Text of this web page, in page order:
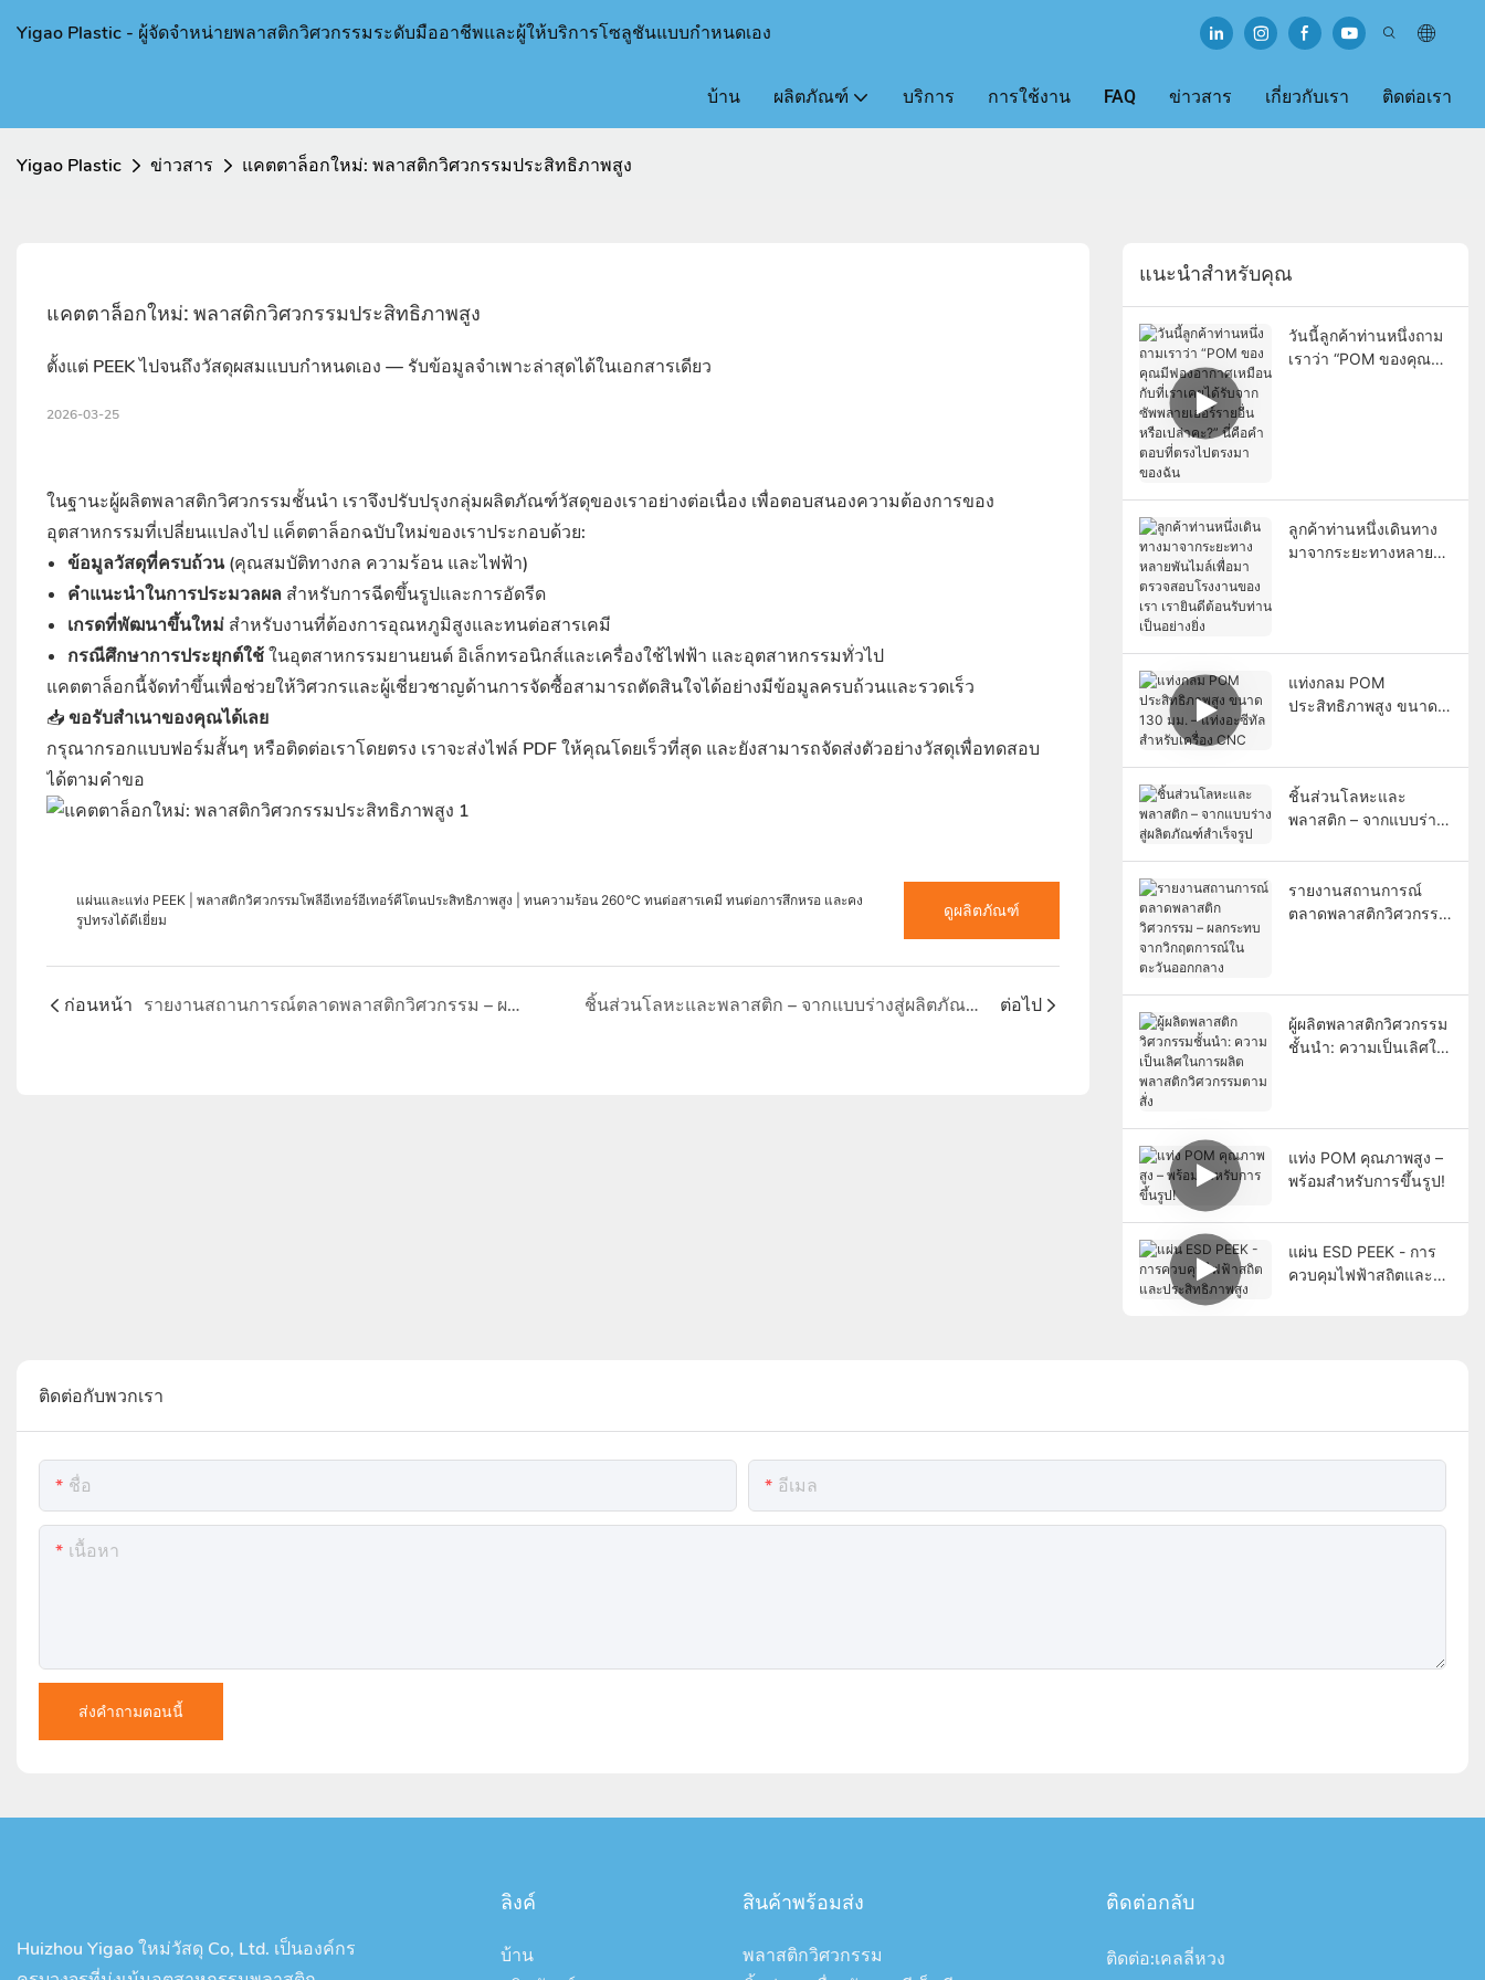
Yigao Plastic - ผู้จัดจำหน่ายพลาสติกวิศวกรรมระดับมืออาชีพและผู้ให้บริการโซลูชันแบบกำหนดเอง
บ้าน ผลิตภัณฑ์ บริการ การใช้งาน FAQ ข่าวสาร เกี่ยวกับเรา ติดต่อเรา
Yigao Plastic ข่าวสาร แคตตาล็อกใหม่: พลาสติกวิศวกรรมประสิทธิภาพสูง
แคตตาล็อกใหม่: พลาสติกวิศวกรรมประสิทธิภาพสูง
ตั้งแต่ PEEK ไปจนถึงวัสดุผสมแบบกำหนดเอง — รับข้อมูลจำเพาะล่าสุดได้ในเอกสารเดียว
2026-03-25
ในฐานะผู้ผลิตพลาสติกวิศวกรรมชั้นนำ เราจึงปรับปรุงกลุ่มผลิตภัณฑ์วัสดุของเราอย่างต่อเนื่อง เพื่อตอบสนองความต้องการของ
อุตสาหกรรมที่เปลี่ยนแปลงไป แค็ตตาล็อกฉบับใหม่ของเราประกอบด้วย:
ข้อมูลวัสดุที่ครบถ้วน(คุณสมบัติทางกล ความร้อน และไฟฟ้า)
คำแนะนำในการประมวลผล สำหรับการฉีดขึ้นรูปและการอัดรีด
เกรดที่พัฒนาขึ้นใหม่ สำหรับงานที่ต้องการอุณหภูมิสูงและทนต่อสารเคมี
กรณีศึกษาการประยุกต์ใช้ในอุตสาหกรรมยานยนต์ อิเล็กทรอนิกส์และเครื่องใช้ไฟฟ้า และอุตสาหกรรมทั่วไป
แคตตาล็อกนี้จัดทำขึ้นเพื่อช่วยให้วิศวกรและผู้เชี่ยวชาญด้านการจัดซื้อสามารถตัดสินใจได้อย่างมีข้อมูลครบถ้วนและรวดเร็ว
📥ขอรับสำเนาของคุณได้เลย
กรุณากรอกแบบฟอร์มสั้นๆ หรือติดต่อเราโดยตรง เราจะส่งไฟล์ PDF ให้คุณโดยเร็วที่สุด และยังสามารถจัดส่งตัวอย่างวัสดุเพื่อทดสอบ
ได้ตามคำขอ
แผ่นและแท่ง PEEK | พลาสติกวิศวกรรมโพลีอีเทอร์อีเทอร์คีโตนประสิทธิภาพสูง | ทนความร้อน 260°C ทนต่อสารเคมี ทนต่อการสึกหรอ และคง
รูปทรงได้ดีเยี่ยม
ดูผลิตภัณฑ์
ก่อนหน้า รายงานสถานการณ์ตลาดพลาสติกวิศวกรรม – ผลกระทบจากวิกฤตการณ์ในตะวันออกกลาง ชิ้นส่วนโลหะและพลาสติก – จากแบบร่างสู่ผลิตภัณฑ์สำเร็จรูป ต่อไป
แนะนำสำหรับคุณ
วันนี้ลูกค้าท่านหนึ่งถาม
เราว่า “POM ของคุณมี
ฉัน
ลูกค้าท่านหนึ่งเดินทาง
มาจากระยะทางหลาย
แท่งกลม POM
ประสิทธิภาพสูง ขนาด
ชิ้นส่วนโลหะและ
พลาสติก – จากแบบร่าง
รายงานสถานการณ์
ตลาดพลาสติกวิศวกรรม
ผู้ผลิตพลาสติกวิศวกรรม
ชั้นนำ: ความเป็นเลิศใน
แท่ง POM คุณภาพสูง –
พร้อมสำหรับการขึ้นรูป!
แผ่น ESD PEEK - การ
ควบคุมไฟฟ้าสถิตและ
ติดต่อกับพวกเรา
ชื่อ อีเมล
เนื้อหา
ส่งคำถามตอนนี้
Huizhou Yigao ใหม่วัสดุ Co, Ltd. เป็นองค์กร
ลิงค์
บ้าน
สินค้าพร้อมส่ง
พลาสติกวิศวกรรม
ติดต่อกลับ
ติดต่อ:เคลลี่หวง